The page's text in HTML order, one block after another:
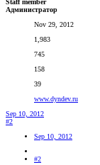
Staff member
Администратор
Nov 29, 2012
1,983
745
158
39
www.dyndev.ru
Sep 10, 2012
#2
Sep 10, 2012
#2